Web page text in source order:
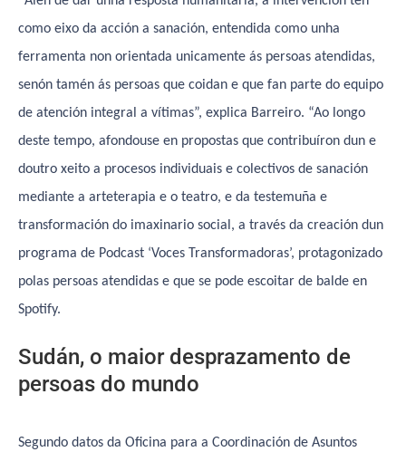
como eixo da acción a sanación, entendida como unha
ferramenta non orientada unicamente ás persoas atendidas,
senón tamén ás persoas que coidan e que fan parte do equipo
de atención integral a vítimas”, explica Barreiro. “Ao longo
deste tempo, afondouse en propostas que contribuíron dun e
doutro xeito a procesos individuais e colectivos de sanación
mediante a arteterapia e o teatro, e da testemuña e
transformación do imaxinario social, a través da creación dun
programa de Podcast ‘Voces Transformadoras’, protagonizado
polas persoas atendidas e que se pode escoitar de balde en
Spotify.
Sudán, o maior desprazamento de
persoas do mundo
Segundo datos da Oficina para a Coordinación de Asuntos